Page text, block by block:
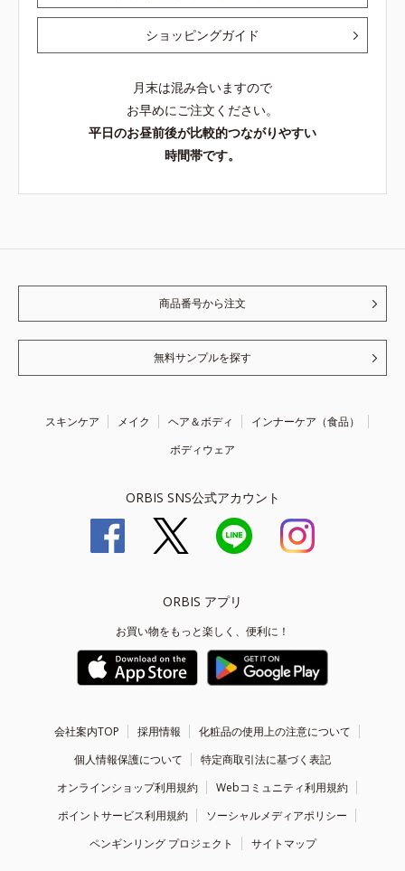
ショッピングガイド
月末は混み合いますので
お早めにご注文ください。
平日のお昼前後が比較的つながりやすい
時間帯です。
商品番号から注文
無料サンプルを探す
スキンケア メイク ヘア＆ボディ
インナーケア（食品）
ボディウェア
ORBIS SNS公式アカウント
ORBIS アプリ
お買い物をもっと楽しく、便利に！
会社案内TOP 採用情報
化粧品の使用上の注意について
個人情報保護について
特定商取引法に基づく表記
オンラインショップ利用規約
Webコミュニティ利用規約
ポイントサービス利用規約
ソーシャルメディアポリシー
ペンギンリング プロジェクト
サイトマップ